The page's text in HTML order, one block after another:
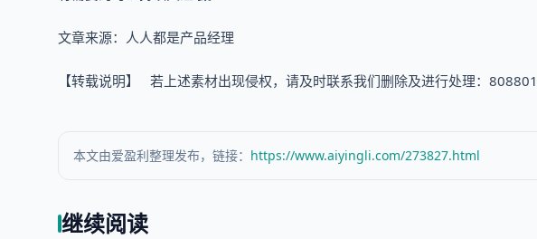
文章来源：人人都是产品经理
【转载说明】 若上述素材出现侵权，请及时联系我们删除及进行处理：
本文由爱盈利整理发布，链接： https://www.aiyingli.com/273827.html
继续阅读